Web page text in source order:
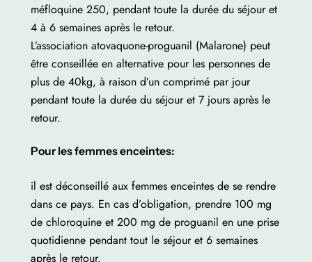
méfloquine 250, pendant toute la durée du séjour et
4 à 6 semaines après le retour.
L’association atovaquone-proguanil (Malarone) peut
être conseillée en alternative pour les personnes de
plus de 40kg, à raison d’un comprimé par jour
pendant toute la durée du séjour et 7 jours après le
retour.
Pour les femmes enceintes:
il est déconseillé aux femmes enceintes de se rendre
dans ce pays. En cas d’obligation, prendre 100 mg
de chloroquine et 200 mg de proguanil en une prise
quotidienne pendant tout le séjour et 6 semaines
après le retour.